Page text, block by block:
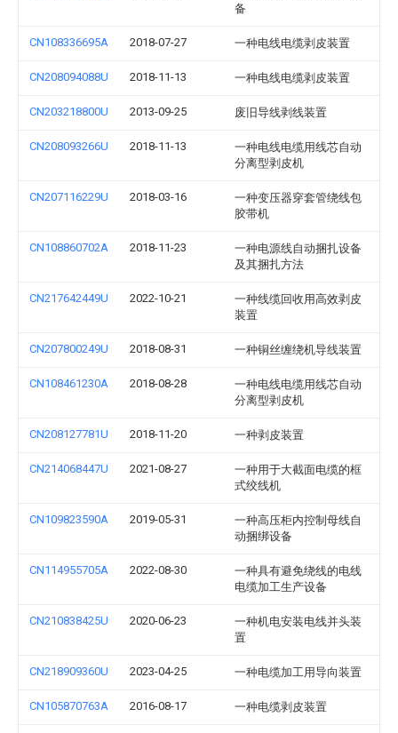
备
CN108336695A 2018-07-27 一种电线电缆剥皮装置
CN208094088U 2018-11-13 一种电线电缆剥皮装置
CN203218800U 2013-09-25 废旧导线剥线装置
CN208093266U 2018-11-13
一种电线电缆用线芯自动
分离型剥皮机
CN207116229U 2018-03-16
一种变压器穿套管绕线包
胶带机
CN108860702A 2018-11-23
一种电源线自动捆扎设备
及其捆扎方法
CN217642449U 2022-10-21
一种线缆回收用高效剥皮
装置
CN207800249U 2018-08-31 一种铜丝缠绕机导线装置
CN108461230A 2018-08-28
一种电线电缆用线芯自动
分离型剥皮机
CN208127781U 2018-11-20 一种剥皮装置
CN214068447U 2021-08-27
一种用于大截面电缆的框
式绞线机
CN109823590A 2019-05-31
一种高压柜内控制母线自
动捆绑设备
CN114955705A 2022-08-30
一种具有避免绕线的电线
电缆加工生产设备
CN210838425U 2020-06-23
一种机电安装电线并头装
置
CN218909360U 2023-04-25 一种电缆加工用导向装置
CN105870763A 2016-08-17 一种电缆剥皮装置